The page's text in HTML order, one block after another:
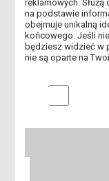
reklamowych.
na podstawie
obejmuje unikalną
końcowego. Jeśli
będziesz widzieć w
nie są oparte na
Marketingowe pliki